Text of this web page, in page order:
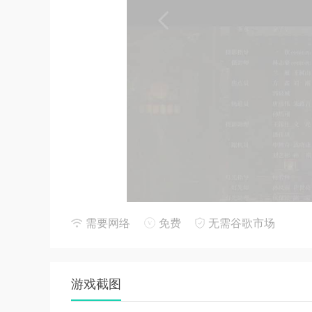
需要网络 免费 无需谷歌市场
游戏截图